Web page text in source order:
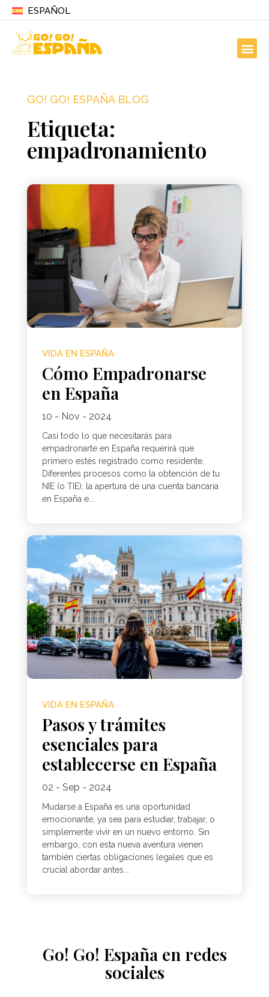
ESPAÑOL
GO! GO! ESPAÑA BLOG
Etiqueta:
empadronamiento
VIDA EN ESPAÑA
Cómo Empadronarse
en España
10 - Nov - 2024
Casi todo lo que necesitarás para
empadronarte en España requerirá que
primero estés registrado como residente.
Diferentes procesos como la obtención de tu
NIE (o TIE), la apertura de una cuenta bancaria
en España e...
VIDA EN ESPAÑA
Pasos y trámites
esenciales para
establecerse en España
02 - Sep - 2024
Mudarse a España es una oportunidad
emocionante, ya sea para estudiar, trabajar, o
simplemente vivir en un nuevo entorno. Sin
embargo, con esta nueva aventura vienen
también ciertas obligaciones legales que es
crucial abordar antes...
Go! Go! España en redes
sociales